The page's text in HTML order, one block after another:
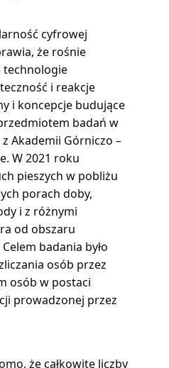
cyfrowej
że rośnie
technologie
i reakcje
i koncepcje budujące
badań w
Akademii Górniczo –
W 2021 roku
pieszych w pobliżu
porach doby,
i z różnymi
od obszaru
badania było
osób przez
osób w postaci
prowadzonej przez
że całkowite liczby